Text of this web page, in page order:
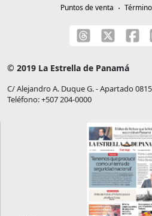
Puntos de venta
© 2019 La Estrella de Panamá
C/ Alejandro A. Duque G. - Apartado
Teléfono: +507 204-0000